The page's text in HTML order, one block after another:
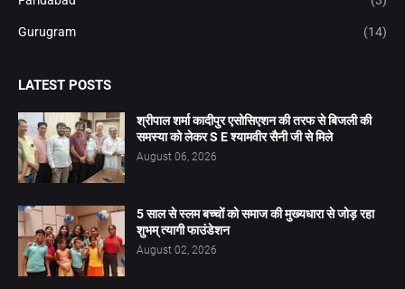
Gurugram (14)
LATEST POSTS
श्रीपाल शर्मा कादीपुर एसोसिएशन की तरफ से बिजली की
समस्या को लेकर S E श्यामवीर सैनी जी से मिले
August 06, 2026
5 साल से स्लम बच्चों को समाज की मुख्यधारा से जोड़ रहा
शुभम् त्यागी फाउंडेशन
August 02, 2026